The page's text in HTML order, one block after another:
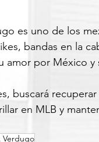
es uno de los
bandas en la
amor por México y
buscará
en MLB y
Verdugo